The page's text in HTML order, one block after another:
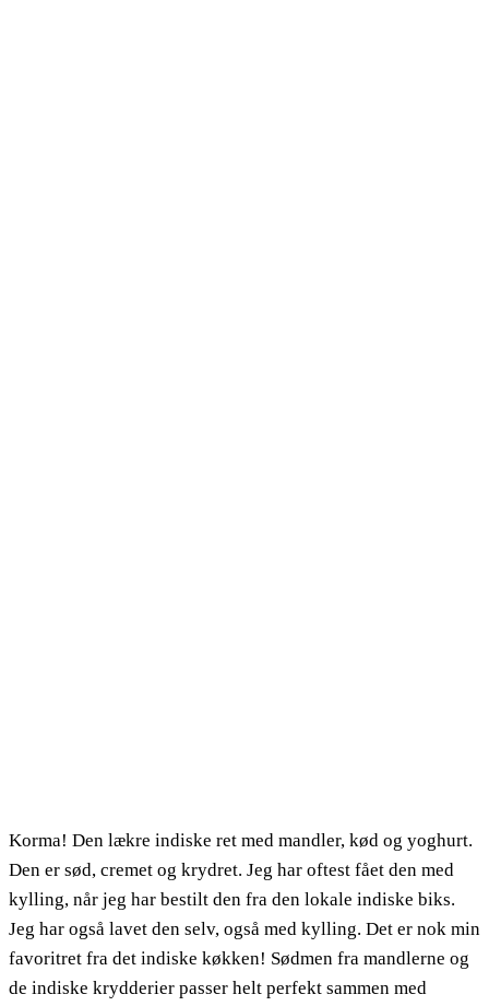
Korma! Den lækre indiske ret med mandler, kød og yoghurt.
Den er sød, cremet og krydret. Jeg har oftest fået den med
kylling, når jeg har bestilt den fra den lokale indiske biks.
Jeg har også lavet den selv, også med kylling. Det er nok min
favoritret fra det indiske køkken! Sødmen fra mandlerne og
de indiske krydderier passer helt perfekt sammen med